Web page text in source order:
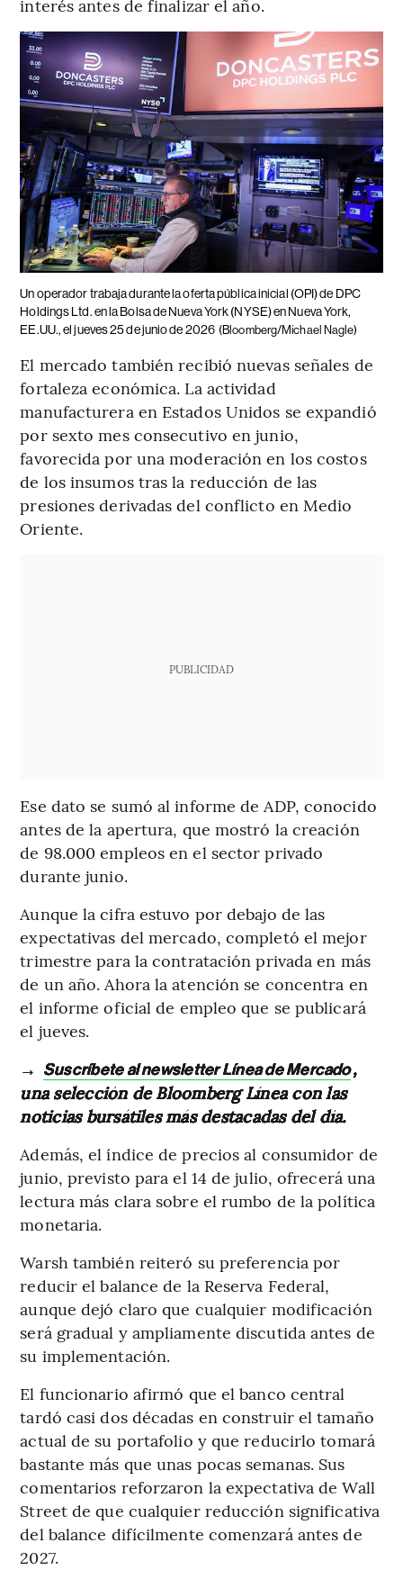
interés antes de finalizar el año.
Un operador trabaja durante la oferta pública inicial (OPI) de DPC
Holdings Ltd. en la Bolsa de Nueva York (NYSE) en Nueva York,
EE.UU., el jueves 25 de junio de 2026 (Bloomberg/Michael Nagle)
El mercado también recibió nuevas señales de
fortaleza económica. La actividad
manufacturera en Estados Unidos se expandió
por sexto mes consecutivo en junio,
favorecida por una moderación en los costos
de los insumos tras la reducción de las
presiones derivadas del conflicto en Medio
Oriente.
PUBLICIDAD
Ese dato se sumó al informe de ADP, conocido
antes de la apertura, que mostró la creación
de 98.000 empleos en el sector privado
durante junio.
Aunque la cifra estuvo por debajo de las
expectativas del mercado, completó el mejor
trimestre para la contratación privada en más
de un año. Ahora la atención se concentra en
el informe oficial de empleo que se publicará
el jueves.
→ Suscríbete al newsletter Línea de Mercado,
una selección de Bloomberg Línea con las
noticias bursátiles más destacadas del día.
Además, el índice de precios al consumidor de
junio, previsto para el 14 de julio, ofrecerá una
lectura más clara sobre el rumbo de la política
monetaria.
Warsh también reiteró su preferencia por
reducir el balance de la Reserva Federal,
aunque dejó claro que cualquier modificación
será gradual y ampliamente discutida antes de
su implementación.
El funcionario afirmó que el banco central
tardó casi dos décadas en construir el tamaño
actual de su portafolio y que reducirlo tomará
bastante más que unas pocas semanas. Sus
comentarios reforzaron la expectativa de Wall
Street de que cualquier reducción significativa
del balance difícilmente comenzará antes de
2027.